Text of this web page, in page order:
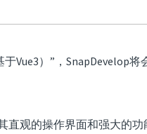
Vue3）”，SnapDevelop
观的操作界面和强大的